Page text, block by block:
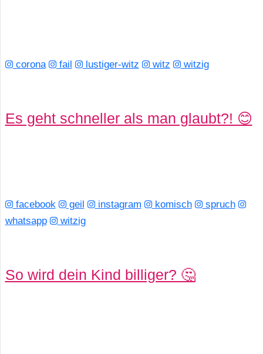
corona fail lustiger-witz witz witzig
Es geht schneller als man glaubt?! 😊
facebook geil instagram komisch
spruch
whatsapp
witzig
So wird dein Kind billiger? 🤔